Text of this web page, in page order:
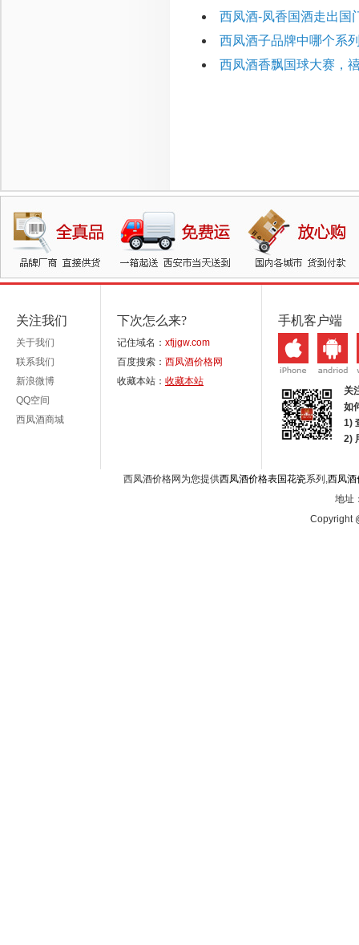
西凤酒-凤香国酒走出国
西凤酒子品牌中哪个系
西凤酒香飘国球大赛，
关注我们
关于我们
联系我们
新浪微博
QQ空间
西凤酒商城
下次怎么来?
记住域名： xfjjgw.com
百度搜索： 西凤酒价格网
收藏本站： 收藏本站
手机客户端
关
如
1)
2)
西凤酒价格网为您提供西凤酒价格表国花瓷系列,西凤酒
地址
Copyright